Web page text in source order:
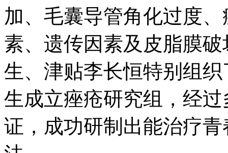
加、毛囊导管角化过度
素、遗传因素及皮脂膜
生、津贴李长恒特别组
生成立痤疮研究组，经
证，成功研制出能治疗